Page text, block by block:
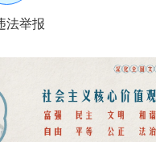
法举报